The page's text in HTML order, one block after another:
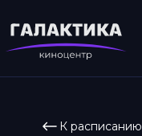
К расписанию